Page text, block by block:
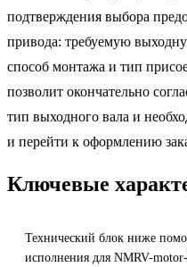
подтверждения выбора
привода: требуемую
способ монтажа и тип
позволит окончательно
тип выходного вала и
и перейти к оформлению
Ключевые
Технический блок ниже
исполнения для NMRV-